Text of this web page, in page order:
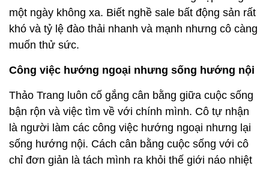
một ngày không xa. Biết nghề sale bất động sản rất
khó và tỷ lệ đào thải nhanh và mạnh nhưng cô càng
muốn thử sức.
Công việc hướng ngoại nhưng sống hướng nội
Thảo Trang luôn cố gắng cân bằng giữa cuộc sống
bận rộn và việc tìm về với chính mình. Cô tự nhận
là người làm các công việc hướng ngoại nhưng lại
sống hướng nội. Cách cân bằng cuộc sống với cô
chỉ đơn giản là tách mình ra khỏi thế giới náo nhiệt